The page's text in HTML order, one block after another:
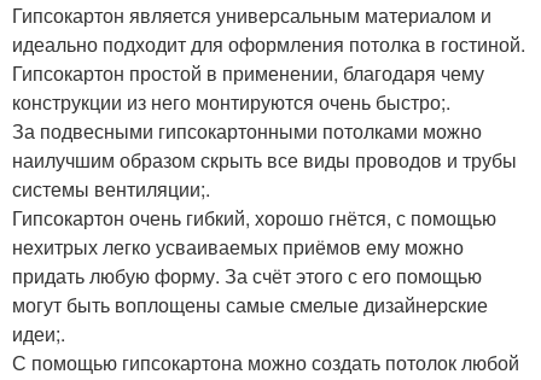
Гипсокартон является универсальным материалом и
идеально подходит для оформления потолка в гостиной.
Гипсокартон простой в применении, благодаря чему
конструкции из него монтируются очень быстро;.
За подвесными гипсокартонными потолками можно
наилучшим образом скрыть все виды проводов и трубы
системы вентиляции;.
Гипсокартон очень гибкий, хорошо гнётся, с помощью
нехитрых легко усваиваемых приёмов ему можно
придать любую форму. За счёт этого с его помощью
могут быть воплощены самые смелые дизайнерские
идеи;.
С помощью гипсокартона можно создать потолок любой